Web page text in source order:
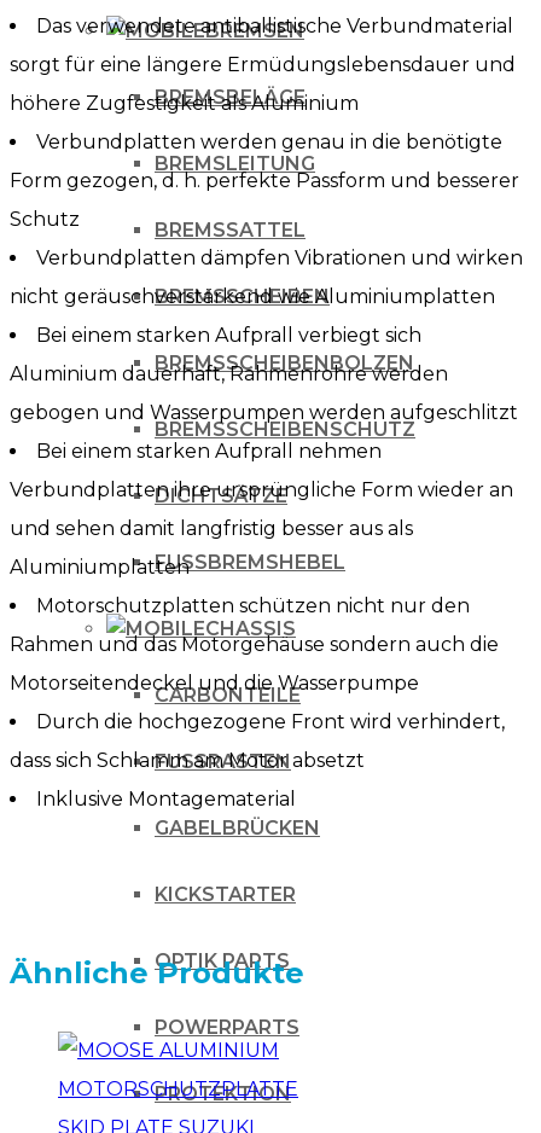
BREMSEN
BREMSBELÄGE
BREMSLEITUNG
BREMSSATTEL
BREMSSCHEIBEN
BREMSSCHEIBENBOLZEN
BREMSSCHEIBENSCHUTZ
DICHTSÄTZE
FUSSBREMSHEBEL
CHASSIS
CARBONTEILE
FUSSRASTEN
GABELBRÜCKEN
KICKSTARTER
OPTIK PARTS
POWERPARTS
PROTEKTION
Das verwendete antiballistische Verbundmaterial
sorgt für eine längere Ermüdungslebensdauer und
höhere Zugfestigkeit als Aluminium
Verbundplatten werden genau in die benötigte
Form gezogen, d. h. perfekte Passform und besserer
Schutz
Verbundplatten dämpfen Vibrationen und wirken
nicht geräuschverstärkend wie Aluminiumplatten
Bei einem starken Aufprall verbiegt sich
Aluminium dauerhaft, Rahmenrohre werden
gebogen und Wasserpumpen werden aufgeschlitzt
Bei einem starken Aufprall nehmen
Verbundplatten ihre ursprüngliche Form wieder an
und sehen damit langfristig besser aus als
Aluminiumplatten
Motorschutzplatten schützen nicht nur den
Rahmen und das Motorgehäuse sondern auch die
Motorseitendeckel und die Wasserpumpe
Durch die hochgezogene Front wird verhindert,
dass sich Schlamm am Motor absetzt
Inklusive Montagematerial
Ähnliche Produkte